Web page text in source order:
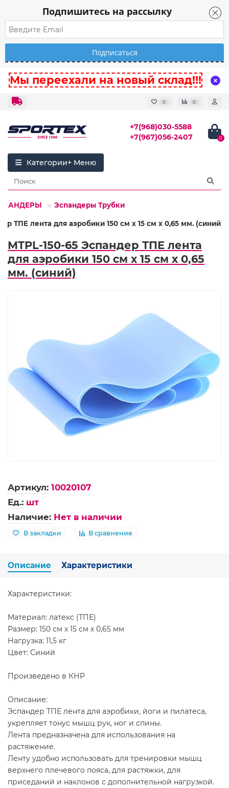
Подпишитесь на рассылку
Мы переехали на новый склад!!!
0 0
+7(968)030-5588
+7(967)056-2407
0
Категории
Эспандеры Трубки
ТПЕ лента для аэробики 150 см х 15 см х 0,65 мм. (синий)
MTPL-150-65 Эспандер ТПЕ лента
для аэробики 150 см х 15 см х 0,65
мм. (синий)
Артикул: 10020107
Ед.: шт
Наличие: Нет в наличии
В закладки В сравнение
Описание Характеристики
Характеристики:
Материал: латекс (ТПЕ)
Размер: 150 см х 15 см х 0,65 мм
Нагрузка: 11,5 кг
Цвет: Синий
Произведено в КНР
Описание:
Эспандер ТПЕ лента для аэробики, йоги и пилатеса,
укрепляет тонус мышц рук, ног и спины.
Лента предназначена для использования на
растяжение.
Ленту удобно использовать для тренировки мышц
верхнего плечевого пояса, для растяжки, для
приседаний и наклонов с дополнительной нагрузкой.